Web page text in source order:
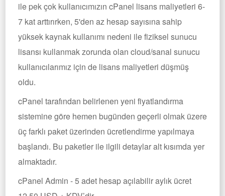
ile pek çok kullanıcımızın cPanel lisans maliyetleri 6-
7 kat arttırırken, 5'den az hesap sayısına sahip
yüksek kaynak kullanımı nedeni ile fiziksel sunucu
lisansı kullanmak zorunda olan cloud/sanal sunucu
kullanıcılarımız için de lisans maliyetleri düşmüş
oldu.
cPanel tarafından belirlenen yeni fiyatlandırma
sistemine göre hemen bugünden geçerli olmak üzere
üç farklı paket üzerinden ücretlendirme yapılmaya
başlandı. Bu paketler ile ilgili detaylar alt kısımda yer
almaktadır.
cPanel Admin - 5 adet hesap açılabilir aylık ücret